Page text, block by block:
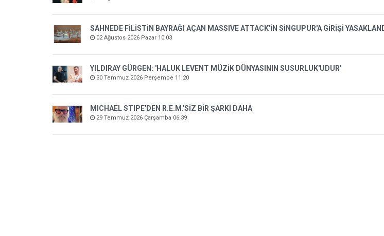
SAHNEDE FİLİSTİN BAYRAĞI AÇAN MASSIVE ATTACK'İN SİNGUPUR'A GİRİŞİ
02 Ağustos 2026 Pazar 10:03
YILDIRAY GÜRGEN: 'HALUK LEVENT MÜZİK DÜNYASININ SUSURLUK'UDUR'
30 Temmuz 2026 Perşembe 11:20
MICHAEL STIPE'DEN R.E.M.'SİZ BİR ŞARKI DAHA
29 Temmuz 2026 Çarşamba 06:39